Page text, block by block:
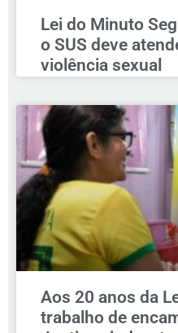
Lei do Minuto
o SUS deve
violência sexual
Aos 20 anos da
trabalho de